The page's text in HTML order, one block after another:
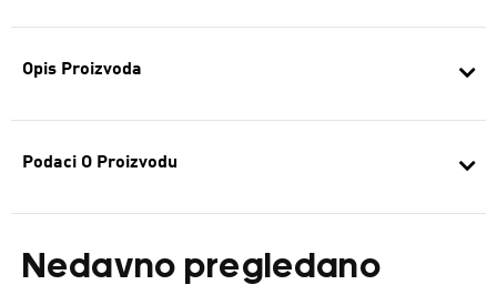
Opis Proizvoda
Podaci O Proizvodu
Nedavno pregledano